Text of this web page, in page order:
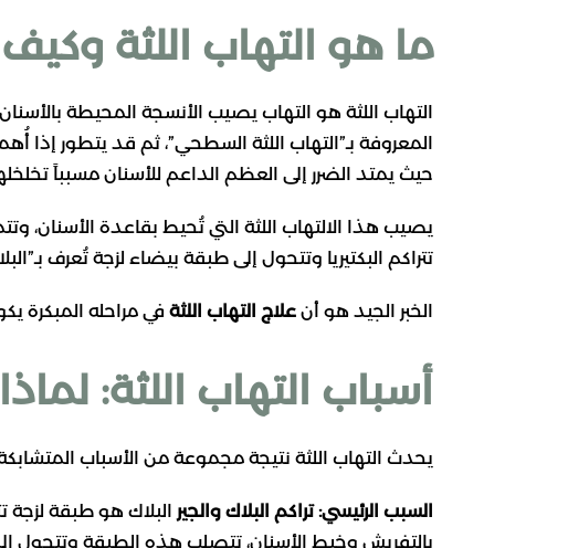
ما هو التهاب اللثة
التهاب اللثة هو التهاب يصيب الأنسجة المحيطة
حيث يمتد الضرر إلى العظم الداعم للأسنان مسبباً
يصيب هذا الالتهاب اللثة التي تُحيط بقاعدة الأسنان،
تتراكم البكتيريا وتتحول إلى طبقة بيضاء لزجة تُعرف
الخبر الجيد هو أن علاج التهاب اللثة في مراحله المبكرة
أسباب التهاب اللثة:
يحدث التهاب اللثة نتيجة مجموعة من الأسباب
السبب الرئيسي: تراكم البلاك والجير البلاك هو طبقة لزجة
بالتفريش وخيط الأسنان، تتصلب هذه الطبقة وتتحول